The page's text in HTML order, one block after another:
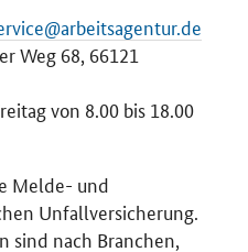
Weg 68, 66121
von 8.00 bis 18.00
Melde- und
Unfallversicherung.
sind nach Branchen,